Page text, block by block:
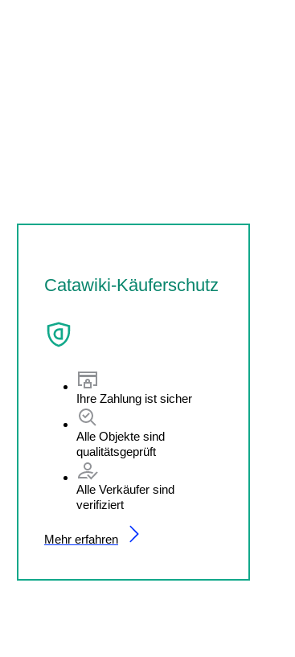
Catawiki-Käuferschutz
Ihre Zahlung ist sicher
Alle Objekte sind
qualitätsgeprüft
Alle Verkäufer sind
verifiziert
Mehr erfahren